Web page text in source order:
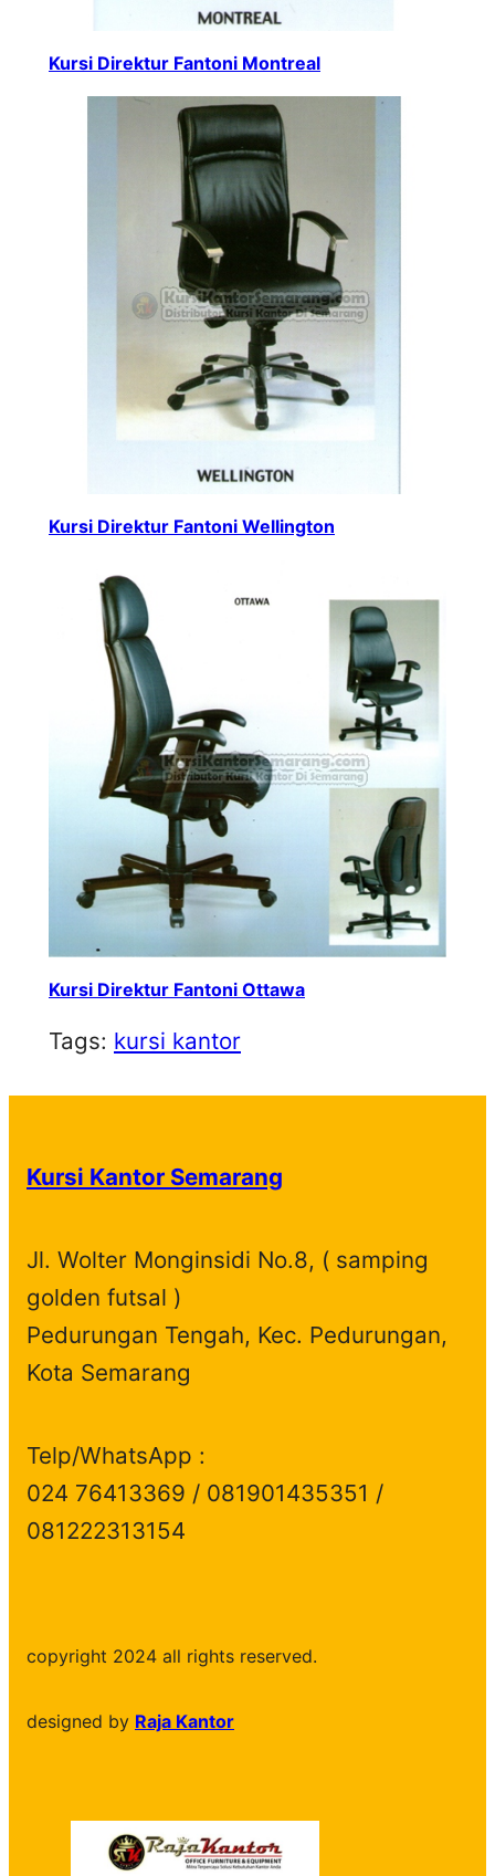
Kursi Direktur Fantoni Montreal
Kursi Direktur Fantoni Wellington
Kursi Direktur Fantoni Ottawa
Tags: kursi kantor
Kursi Kantor Semarang
Jl. Wolter Monginsidi No.8, ( samping
golden futsal )
Pedurungan Tengah, Kec. Pedurungan,
Kota Semarang
Telp/WhatsApp :
024 76413369 / 081901435351 /
081222313154
copyright 2024 all rights reserved.
designed by Raja Kantor